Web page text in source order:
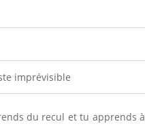
imprévisible
du recul et tu apprends